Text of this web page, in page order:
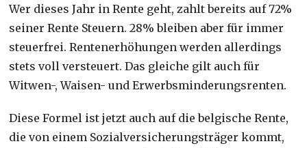
Wer dieses Jahr in Rente geht, zahlt bereits auf 72%
seiner Rente Steuern. 28% bleiben aber für immer
steuerfrei. Rentenerhöhungen werden allerdings
stets voll versteuert. Das gleiche gilt auch für
Witwen-, Waisen- und Erwerbsminderungsrenten.
Diese Formel ist jetzt auch auf die belgische Rente,
die von einem Sozialversicherungsträger kommt,